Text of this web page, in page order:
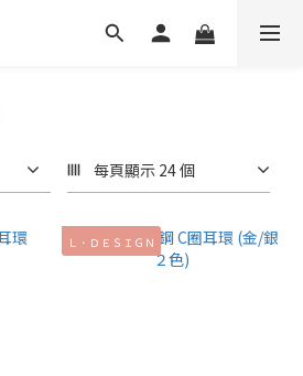
每頁顯示 24 個
Ｌ．ＤＥＳＩＧＮ